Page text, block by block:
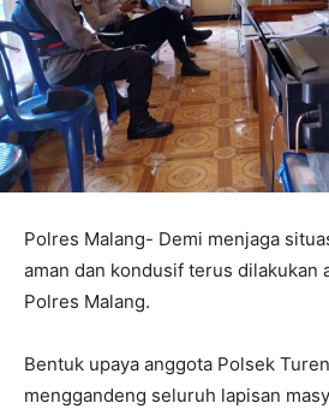
Polres Malang- Demi menjaga
aman dan kondusif terus dilakukan
Polres Malang.
Bentuk upaya anggota Polsek
menggandeng seluruh lapisan